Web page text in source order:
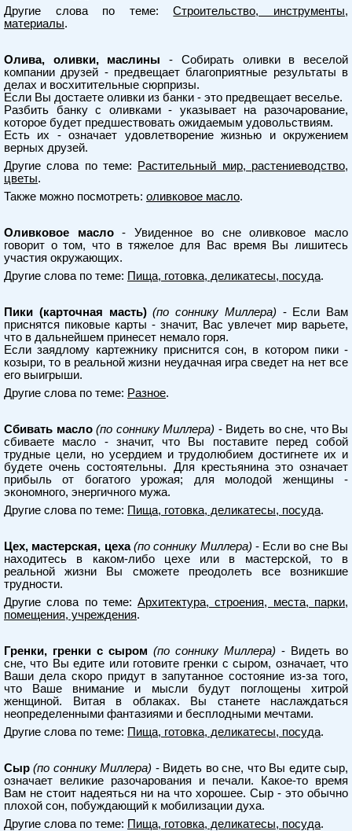
Другие слова по теме:Строительство, инструменты,
материалы.
Олива, оливки, маслины
- Собирать оливки в веселой
компании друзей - предвещает благоприятные результаты в
делах и восхитительные сюрпризы.
Если Вы достаете оливки из банки - это предвещает веселье.
Разбить банку с оливками - указывает на разочарование,
которое будет предшествовать ожидаемым удовольствиям.
Есть их - означает удовлетворение жизнью и окружением
верных друзей.
Другие слова по теме:
Растительный мир, растениеводство,
цветы.
Также можно посмотреть: оливковое масло.
Оливковое масло
- Увиденное во сне оливковое масло
говорит о том, что в тяжелое для Вас время Вы лишитесь
участия окружающих.
Другие слова по теме: Пища, готовка, деликатесы, посуда.
Пики (карточная масть) (по соннику Миллера) - Если Вам
приснятся пиковые карты - значит, Вас увлечет мир варьете,
что в дальнейшем принесет немало горя.
Если заядлому картежнику приснится сон, в котором пики -
козыри, то в реальной жизни неудачная игра сведет на нет все
его выигрыши.
Другие слова по теме: Разное.
Сбивать масло (по соннику Миллера) - Видеть во сне, что Вы
сбиваете масло - значит, что Вы поставите перед собой
трудные цели, но усердием и трудолюбием достигнете их и
будете очень состоятельны. Для крестьянина это означает
прибыль от богатого урожая; для молодой женщины -
экономного, энергичного мужа.
Другие слова по теме: Пища, готовка, деликатесы, посуда.
Цех, мастерская, цеха (по соннику Миллера) - Если во сне Вы
находитесь в каком-либо цехе или в мастерской, то в
реальной жизни Вы сможете преодолеть все возникшие
трудности.
Другие слова по теме:Архитектура, строения, места, парки,
помещения, учреждения.
Гренки, гренки с сыром (по соннику Миллера) - Видеть во
сне, что Вы едите или готовите гренки с сыром, означает, что
Ваши дела скоро придут в запутанное состояние из-за того,
что Ваше внимание и мысли будут поглощены хитрой
женщиной. Витая в облаках. Вы станете наслаждаться
неопределенными фантазиями и бесплодными мечтами.
Другие слова по теме: Пища, готовка, деликатесы, посуда.
Сыр (по соннику Миллера) - Видеть во сне, что Вы едите сыр,
означает великие разочарования и печали. Какое-то время
Вам не стоит надеяться ни на что хорошее. Сыр - это обычно
плохой сон, побуждающий к мобилизации духа.
Другие слова по теме: Пища, готовка, деликатесы, посуда.